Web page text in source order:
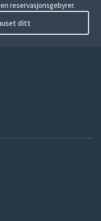
reservasjonsgebyrer.
ditt